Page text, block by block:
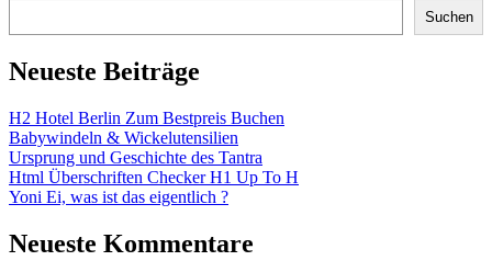
Suchen
Neueste Beiträge
H2 Hotel Berlin Zum Bestpreis Buchen
Babywindeln & Wickelutensilien
Ursprung und Geschichte des Tantra
Html Überschriften Checker H1 Up To H
Yoni Ei, was ist das eigentlich ?
Neueste Kommentare